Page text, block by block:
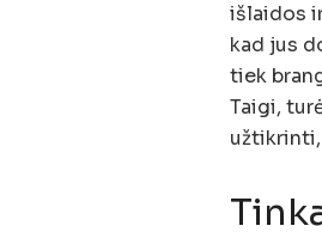
išlaidos
kad jus
tiek
Taigi,